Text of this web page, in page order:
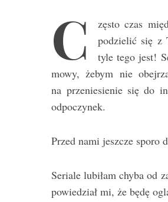
C
zęsto czas
podzielić się z
tyle tego jest!
mowy, żebym nie
na przeniesienie się do
odpoczynek.
Przed nami jeszcze sporo
Seriale lubiłam chyba od
powiedział mi, że będę